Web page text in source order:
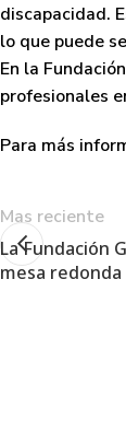
discapacidad.
lo que puede
En la
profesionales
Para más
Mas reciente
La Fundación
mesa